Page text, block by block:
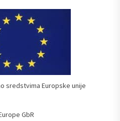
sredstvima Europske unije
GbR